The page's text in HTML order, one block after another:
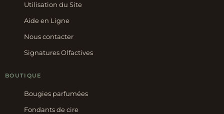
Utilisation du Site
Aide en Ligne
Nous contacter
Signatures Olfactives
BOUTIQUE
Bougies parfumées
Fondants de cire